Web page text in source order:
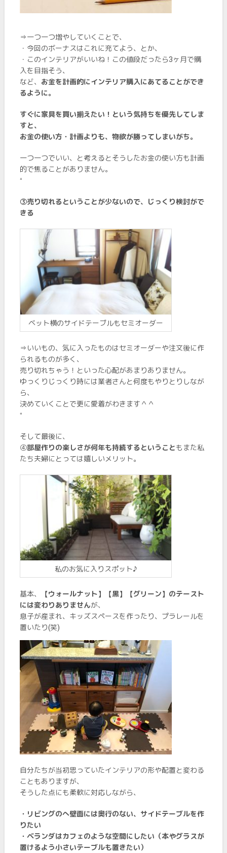
⇒一つ一つ増やしていくことで、
・今回のボーナスはこれに充てよう、とか、
・このインテリアがいいね！この値段だったら3ヶ月で購
入を目指そう、
など、 お金を計画的にインテリア購入にあてることができ
るように。
すぐに家具を買い揃えたい！という気持ちを優先してしま
すと、
お金の使い方・計画よりも、物欲が勝ってしまいがち。
一つ一つでいい、と考えるとそうしたお金の使い方も計画
的で焦ることがありません。
⁺
➂売り切れるということが少ないので、じっくり検討がで
きる
ベット横のサイドテーブルもセミオーダー
⇒いいもの、気に入ったものはセミオーダーや注文後に作
られるものが多く、
売り切れちゃう！といった心配があまりありません。
ゆっくりじっくり時には業者さんと何度もやりとりしなが
ら、
決めていくことで更に愛着がわきます＾＾
⁺
そして最後に、
➃部屋作りの楽しさが何年も持続するということもまた私
たち夫婦にとっては嬉しいメリット。
私のお気に入りスポット♪
基本、
【ウォールナット】【黒】【グリーン】のテースト
には変わりありませんが、
息子が産まれ、キッズスペースを作ったり、プラレールを
置いたり(笑)
自分たちが当初思っていたインテリアの形や配置と変わる
こともありますが、
そうした点にも柔軟に対応しながら、
・リビングのへ壁面には奥行のない、サイドテーブルを作
りたい
・ベランダはカフェのような空間にしたい（本やグラスが
置けるよう小さいテーブルも置きたい）